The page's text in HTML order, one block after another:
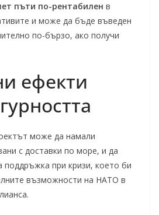
пъти по-рентабилен в
и може да бъде въведен
по-бързо, ако получи
ефекти
може да намали
с доставки по море, и да
поддръжка при кризи, което би
възможности на НАТО в